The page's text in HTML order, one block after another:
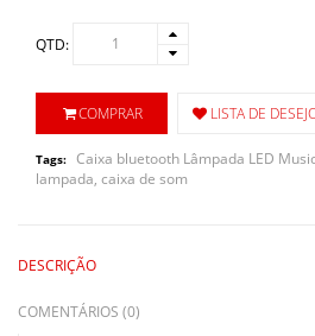
QTD:
COMPRAR LISTA DE
Tags: Caixa bluetooth Lâmpada LED
lampada, caixa de som
DESCRIÇÃO
COMENTÁRIOS (0)